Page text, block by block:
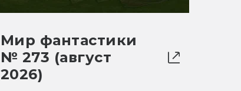
Мир фантастики
№ 273 (август
2026)